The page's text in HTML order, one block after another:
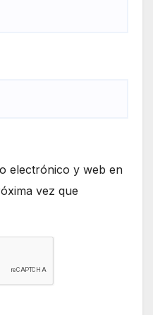
electrónico y web en
vez que